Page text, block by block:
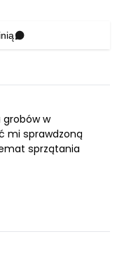
w
mi sprawdzoną
sprzątania